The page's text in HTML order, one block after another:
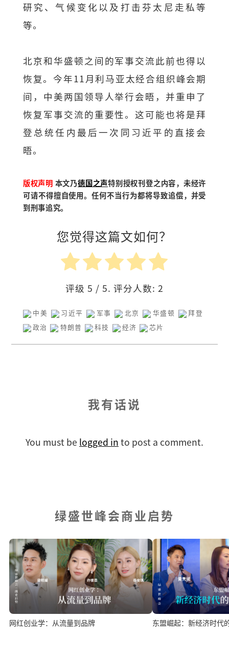
研究、气候变化以及打击芬太尼走私等
等。
北京和华盛顿之间的军事交流此前也得以
恢复。今年11月利马亚太经合组织峰会期
间，中美两国领导人举行会晤，并重申了
恢复军事交流的重要性。这可能也将是拜
登总统任内最后一次同习近平的直接会
晤。
版权声明 本文乃德国之声特别授权刊登之内容，未经许
可请不得擅自使用。任何不当行为都将导致追偿，并受
到刑事追究。
您觉得这篇文如何？
评级 5 / 5. 评分人数: 2
中美 习近平 军事 北京 华盛顿
拜登
政治
特朗普 科技 经济 芯片
我有话说
You must be logged in to post a comment.
绿盛世峰会商业启势
网红创业学：从流量到品牌 东盟崛起：新经济时代